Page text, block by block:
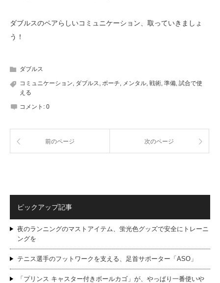
ダブルスのペアらしいコミュニケーション、取っていきましょ
う！
ダブルス
コミュニケーション ダブルス ポーチ メンタル 戦術 準備 試合で使
える
コメント: 0
前のページ 次のページ
ピックアップ記事
夜のランニングのマストアイテム、蛍光色グッズで安全にトレーニ
ングを
テニス選手のフットワークを支える、足首サポーター「ASO」
「プリンス キャスター付きボールカゴ」が、やっぱり一番使いや